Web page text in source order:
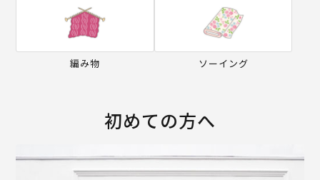
編み物 ソーイング
初めての方へ